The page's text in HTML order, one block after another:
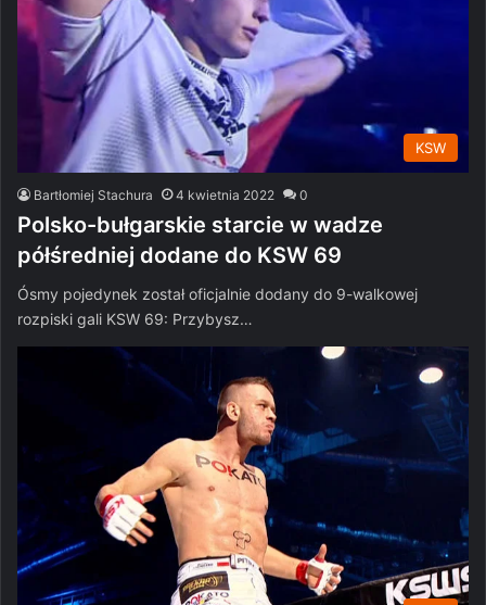
KSW
Bartłomiej Stachura 4 kwietnia 2022 0
Polsko-bułgarskie starcie w wadze
półśredniej dodane do KSW 69
Ósmy pojedynek został oficjalnie dodany do 9-walkowej
rozpiski gali KSW 69: Przybysz…